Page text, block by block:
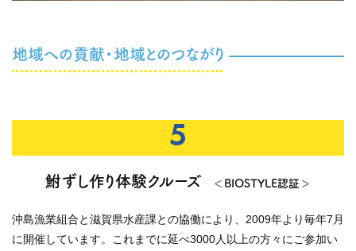
地域への貢献・地域とのつながり
5
鮒ずし作り体験クルーズ ＜BIOSTYLE認証＞
沖島漁業組合と滋賀県水産課との協働により、2009年より毎年7月
に開催しています。これまでに延べ3000人以上の方々にご参加い